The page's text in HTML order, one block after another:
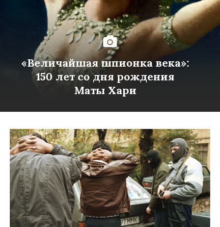
«Величайшая шпионка века»:
150 лет со дня рождения
Маты Хари